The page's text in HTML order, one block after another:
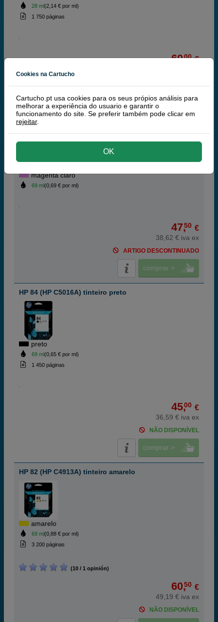
28 ml(2,14 € por ml)
1 750 páginas
60,00 €
comprar >
HP 84 (HP C5018A) tinteiro magenta claro
magenta claro
69 ml(0,69 € por ml)
47,50 €
38,62 € iva ex
ARTIGO DESCONTINUADO
comprar >
HP 84 (HP C5016A) tinteiro preto
preto
69 ml(0,65 € por ml)
1 450 páginas
45,00 €
36,59 € iva ex
NÃO DISPONÍVEL
comprar >
HP 82 (HP C4913A) tinteiro amarelo
amarelo
69 ml(0,88 € por ml)
3 200 páginas
(10 / 1 opinión)
60,50 €
49,19 € iva ex
NÃO DISPONÍVEL
Cookies na Cartucho
Cartucho.pt usa cookies para os seus própios análisis para
melhorar a experiência do usuario e garantir o
funcionamento do site. Se preferir também pode clicar em
rejeitar.
OK